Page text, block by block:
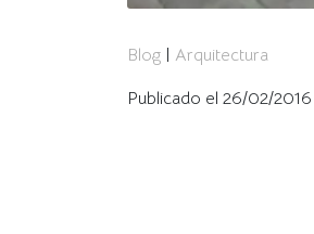
Blog | Arquitectura
Publicado el 26/02/2016